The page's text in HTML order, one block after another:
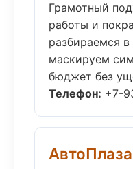
Грамотный
работы и
разбираемся
маскируем
бюджет без
Телефон: +7-